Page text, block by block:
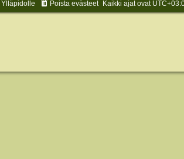
Kaikki ajat ovat
Poista evästeet
Ylläpidolle